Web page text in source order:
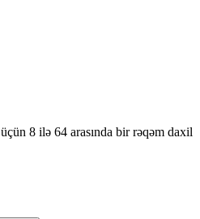
8 ilə 64 arasında bir rəqəm daxil